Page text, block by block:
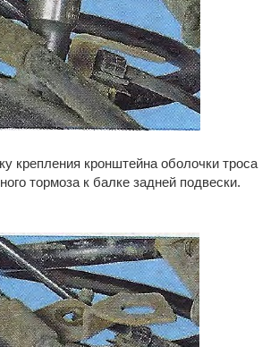
крепления кронштейна оболочки троса
тормоза к балке задней подвески.